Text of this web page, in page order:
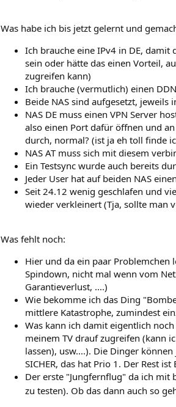
Was habe ich bis jetzt gelernt und
Ich brauche eine IPv4 in DE, damit
sein oder hätte das einen Vorteil,
zugreifen kann)
Ich brauche (vermutlich) einen
Beide NAS sind aufgesetzt,
NAS DE muss einen VPN Server
also einen Port dafür öffnen und
durch, normal? (ist ja eh toll finde
NAS AT muss sich mit diesem
Ein Testsync wurde auch bereits
Jeder User hat auf beiden NAS
Seit 24.12 wenig geschlafen und
wieder verkleinert (Tja, sollte man
Was fehlt noch:
Hier und da ein paar
Spindown, nicht mal wenn vom
Garantieverlust, ....)
Wie bekomme ich das Ding
mittlere Katastrophe, zumindest
Was kann ich damit eigentlich
meinem TV drauf zugreifen (kann
lassen), usw....). Die Dinger
SICHER, das hat Prio 1. Der Rest ist
Der erste "Jungfernflug" da ich mit
zu testen). Ob das dann auch so